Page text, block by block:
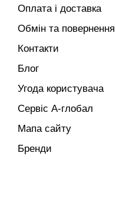
Оплата і доставка
Обмін та повернення
Контакти
Блог
Угода користувача
Сервіс А-глобал
Мапа сайту
Бренди